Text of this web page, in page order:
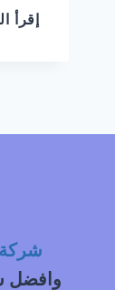
إقرأ
شركة
وافضل